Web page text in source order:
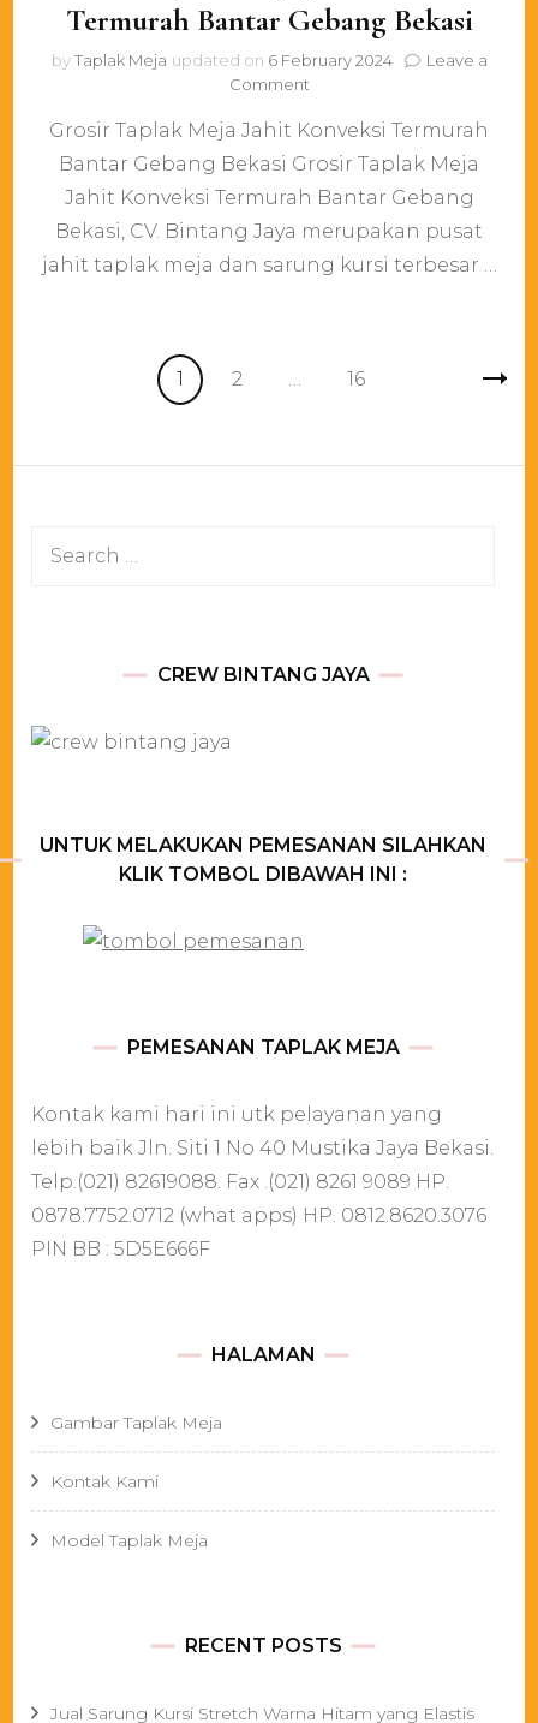
Termurah Bantar Gebang Bekasi
byTaplak Meja updated on 6 February 2024
Leave a
Commenton
Taplak
Meja
Konveksi
Termurah
Gebang
Grosir Taplak Meja Jahit Konveksi Termurah
Bantar Gebang Bekasi Grosir Taplak Meja
Jahit Konveksi Termurah Bantar Gebang
Bekasi, CV. Bintang Jaya merupakan pusat
jahit taplak meja dan sarung kursi terbesar …
pagination
Page
1 Page
2 … Page
16
Search
CREW BINTANG JAYA
UNTUK MELAKUKAN PEMESANAN SILAHKAN
KLIK TOMBOL DIBAWAH INI :
PEMESANAN TAPLAK MEJA
Kontak kami hari ini utk pelayanan yang
lebih baik Jln. Siti 1 No 40 Mustika Jaya Bekasi.
Telp.(021) 82619088. Fax .(021) 8261 9089 HP.
0878.7752.0712 (what apps) HP. 0812.8620.3076
PIN BB : 5D5E666F
HALAMAN
Gambar Taplak Meja
Kontak Kami
Model Taplak Meja
RECENT POSTS
Jual Sarung Kursi Stretch Warna Hitam yang Elastis